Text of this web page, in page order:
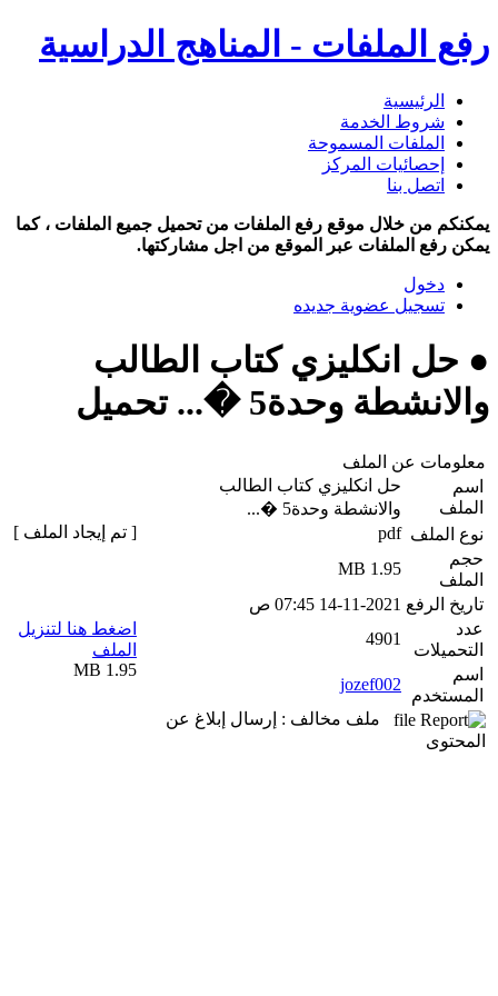
رفع الملفات - المناهج الدراسية
الرئيسية
شروط الخدمة
الملفات المسموحة
إحصائيات المركز
اتصل بنا
يمكنكم من خلال موقع رفع الملفات من تحميل جميع الملفات ، كما
يمكن رفع الملفات عبر الموقع من اجل مشاركتها.
دخول
تسجيل عضوية جديده
● حل انكليزي كتاب الطالب
والانشطة وحدة5 �... تحميل
معلومات عن الملف
اسم
الملف
حل انكليزي كتاب الطالب
والانشطة وحدة5 �...
نوع الملف pdf
حجم
الملف
1.95 MB
تاريخ الرفع 14-11-2021 07:45 ص
عدد
التحميلات
4901
اسم
المستخدم
jozef002
ملف مخالف : إرسال إبلاغ عن
المحتوى
[ تم إيجاد الملف ]
اضغط هنا لتنزيل
الملف
1.95 MB